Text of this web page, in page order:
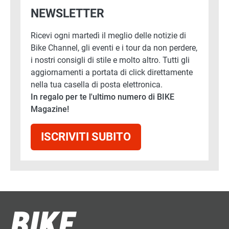
NEWSLETTER
Ricevi ogni martedì il meglio delle notizie di
Bike Channel, gli eventi e i tour da non perdere,
i nostri consigli di stile e molto altro. Tutti gli
aggiornamenti a portata di click direttamente
nella tua casella di posta elettronica.
In regalo per te l'ultimo numero di BIKE
Magazine!
ISCRIVITI SUBITO